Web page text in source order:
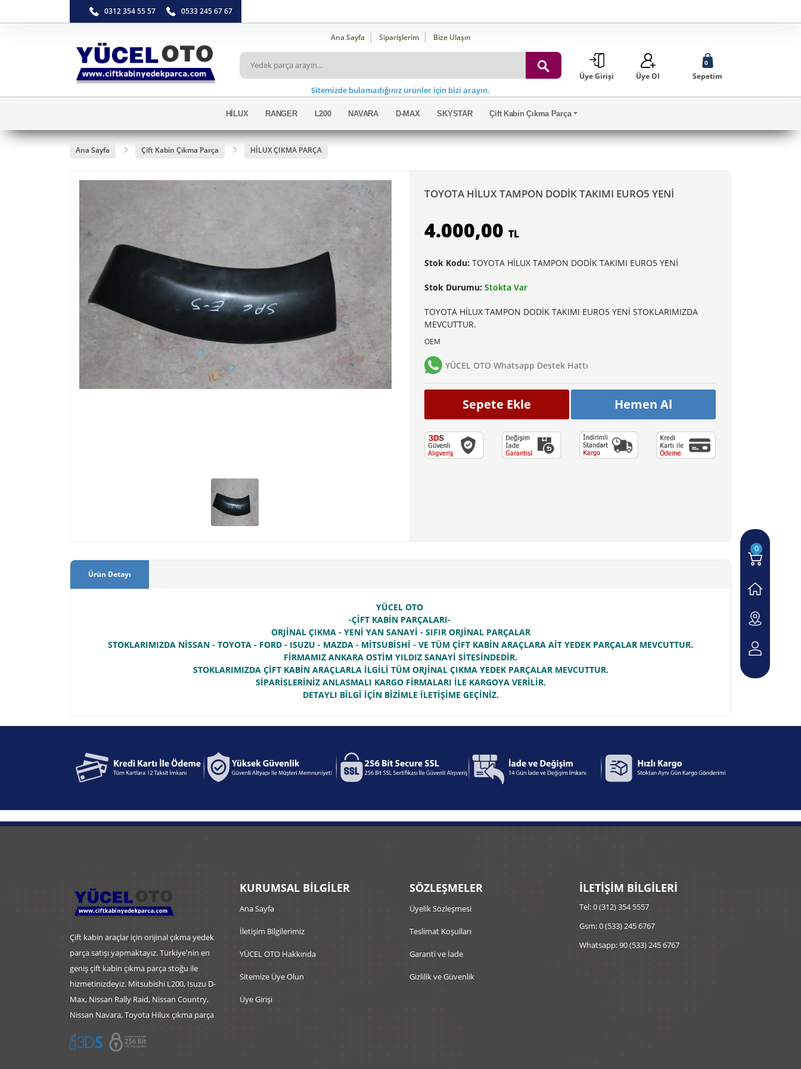
0312 354 55 57 0533 245 67 67
Ana Sayfa Siparişlerim Bize Ulaşın
Sitemizde bulamadığınız ürünler için bizi arayın.
Üye Girişi Üye Ol
0
Sepetim
HİLUX RANGER L200 NAVARA D-MAX SKYSTAR Çift Kabin Çıkma Parça
Ana Sayfa Çift Kabin Çıkma Parça HİLUX ÇIKMA PARÇA
TOYOTA HİLUX TAMPON DODİK TAKIMI EURO5 YENİ
4.000,00 TL
Stok Kodu: TOYOTA HİLUX TAMPON DODİK TAKIMI EURO5 YENİ
Stok Durumu: Stokta Var
TOYOTA HİLUX TAMPON DODİK TAKIMI EURO5 YENİ STOKLARIMIZDA
MEVCUTTUR.
OEM
YÜCEL OTO Whatsapp Destek Hattı
Sepete Ekle Hemen Al
Ürün Detayı
YÜCEL OTO
-ÇİFT KABİN PARÇALARI-
ORJİNAL ÇIKMA - YENİ YAN SANAYİ - SIFIR ORJİNAL PARÇALAR
STOKLARIMIZDA NİSSAN - TOYOTA - FORD - ISUZU - MAZDA - MİTSUBİSHİ - VE TÜM ÇİFT KABİN ARAÇLARA AİT YEDEK PARÇALAR MEVCUTTUR.
FİRMAMIZ ANKARA OSTİM YILDIZ SANAYİ SİTESİNDEDİR.
STOKLARIMIZDA ÇİFT KABİN ARAÇLARLA İLGİLİ TÜM ORJİNAL ÇIKMA YEDEK PARÇALAR MEVCUTTUR.
SİPARİSLERİNİZ ANLASMALI KARGO FİRMALARI İLE KARGOYA VERİLİR.
DETAYLI BİLGİ İÇİN BİZİMLE İLETİŞİME GEÇİNİZ.
0
Çift kabin araçlar için orijinal çıkma yedek
parça satışı yapmaktayız. Türkiye'nin en
geniş çift kabin çıkma parça stoğu ile
hizmetinizdeyiz. Mitsubishi L200, Isuzu D-
Max, Nissan Rally Raid, Nissan Country,
Nissan Navara, Toyota Hilux çıkma parça
KURUMSAL BİLGİLER
Ana Sayfa
İletişim Bilgilerimiz
YÜCEL OTO Hakkında
Sitemize Üye Olun
Üye Girişi
SÖZLEŞMELER
Üyelik Sözleşmesi
Teslimat Koşulları
Garanti ve İade
Gizlilik ve Güvenlik
İLETİŞİM BİLGİLERİ
Tel: 0 (312) 354 5557
Gsm: 0 (533) 245 6767
Whatsapp: 90 (533) 245 6767